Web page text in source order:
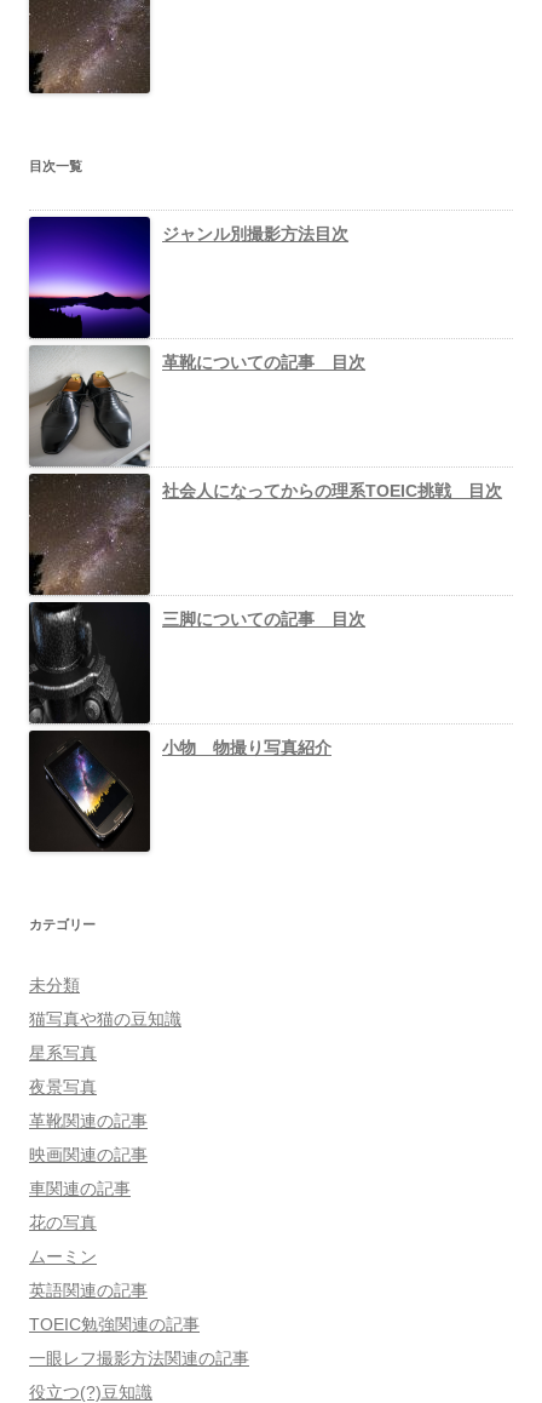
目次一覧
ジャンル別撮影方法目次
革靴についての記事 目次
社会人になってからの理系TOEIC挑戦 目次
三脚についての記事 目次
小物 物撮り写真紹介
カテゴリー
未分類
猫写真や猫の豆知識
星系写真
夜景写真
革靴関連の記事
映画関連の記事
車関連の記事
花の写真
ムーミン
英語関連の記事
TOEIC勉強関連の記事
一眼レフ撮影方法関連の記事
役立つ(?)豆知識